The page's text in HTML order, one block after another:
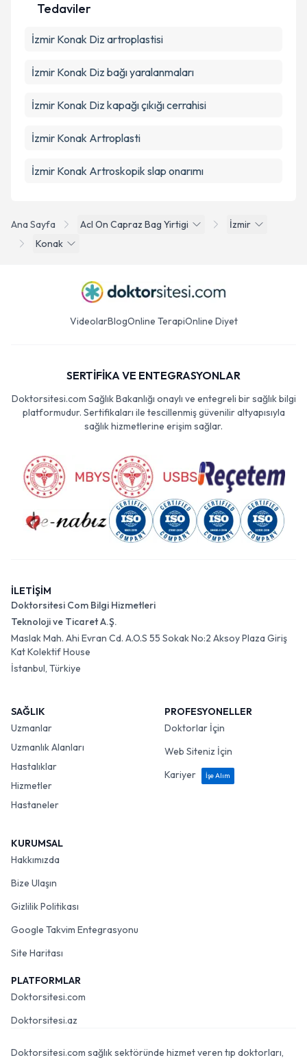
Ana Sayfa Acl On Capraz Bag Yirtigi
İzmir
Konak
Tedaviler
İzmir Konak Diz artroplastisi
İzmir Konak Diz bağı yaralanmaları
İzmir Konak Diz kapağı çıkığı cerrahisi
İzmir Konak Artroplasti
İzmir Konak Artroskopik slap onarımı
VideolarBlogOnline TerapiOnline Diyet
SERTİFİKA VE ENTEGRASYONLAR
Doktorsitesi.com Sağlık Bakanlığı onaylı ve entegreli bir sağlık bilgi
platformudur. Sertifikaları ile tescillenmiş güvenilir altyapısıyla
sağlık hizmetlerine erişim sağlar.
İLETİŞİM
Doktorsitesi Com Bilgi Hizmetleri
Teknoloji ve Ticaret A.Ş.
Maslak Mah. Ahi Evran Cd. A.O.S 55 Sokak No:2 Aksoy Plaza Giriş
Kat Kolektif House
İstanbul, Türkiye
SAĞLIK
Uzmanlar
Uzmanlık Alanları
Hastalıklar
Hizmetler
Hastaneler
PROFESYONELLER
Doktorlar İçin
Web Siteniz İçin
Kariyer
İşe Alım
KURUMSAL
Hakkımızda
Bize Ulaşın
Gizlilik Politikası
Google Takvim Entegrasyonu
Site Haritası
PLATFORMLAR
Doktorsitesi.com
Doktorsitesi.az
Doktorsitesi.com sağlık sektöründe hizmet veren tıp doktorları,